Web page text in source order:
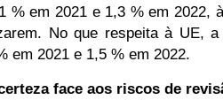
% em 2021 e 1,3 % em 2022,
No que respeita à UE,
em 2021 e 1,5 % em 2022.
face aos riscos de